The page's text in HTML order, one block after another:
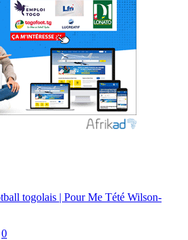
togolais | Pour Me Tété Wilson-
0